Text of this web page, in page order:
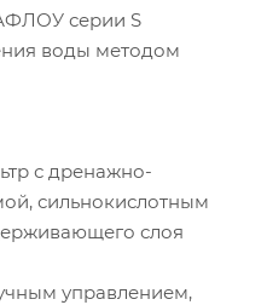
серии S
воды методом
с дренажно-
сильнокислотным
слоя
управлением,